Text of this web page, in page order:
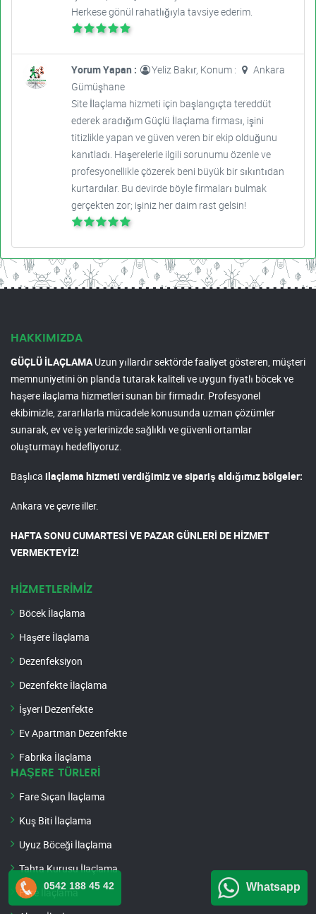
Herkese gönül rahatlığıyla tavsiye ederim.
Yorum Yapan : Yeliz Bakır, Konum :
Ankara
Gümüşhane
Site İlaçlama hizmeti için başlangıçta tereddüt
ederek aradığım Güçlü İlaçlama firması, işini
titizlikle yapan ve güven veren bir ekip olduğunu
kanıtladı. Haşerelerle ilgili sorunumu özenle ve
profesyonellikle çözerek beni büyük bir sıkıntıdan
kurtardılar. Bu devirde böyle firmaları bulmak
gerçekten zor; işiniz her daim rast gelsin!
HAKKIMIZDA
GÜÇLÜ İLAÇLAMAUzun yıllardır sektörde faaliyet gösteren, müşteri
memnuniyetini ön planda tutarak kaliteli ve uygun fiyatlı böcek ve
haşere ilaçlama hizmetleri sunan bir firmadır. Profesyonel
ekibimizle, zararlılarla mücadele konusunda uzman çözümler
sunarak, ev ve iş yerlerinizde sağlıklı ve güvenli ortamlar
oluşturmayı hedefliyoruz.
Başlıca ilaçlama hizmeti verdiğimiz ve sipariş aldığımız bölgeler:
Ankara ve çevre iller.
HAFTA SONU CUMARTESİ VE PAZAR GÜNLERİ DE HİZMET
VERMEKTEYİZ!
HİZMETLERİMİZ
Böcek İlaçlama
Haşere İlaçlama
Dezenfeksiyon
Dezenfekte İlaçlama
İşyeri Dezenfekte
Ev Apartman Dezenfekte
Fabrika İlaçlama
HAŞERE TÜRLERİ
Fare Sıçan İlaçlama
Kuş Biti İlaçlama
Uyuz Böceği İlaçlama
Tahta Kurusu İlaçlama
Fare İlaçlama
0542 188 45 42 Whatsapp